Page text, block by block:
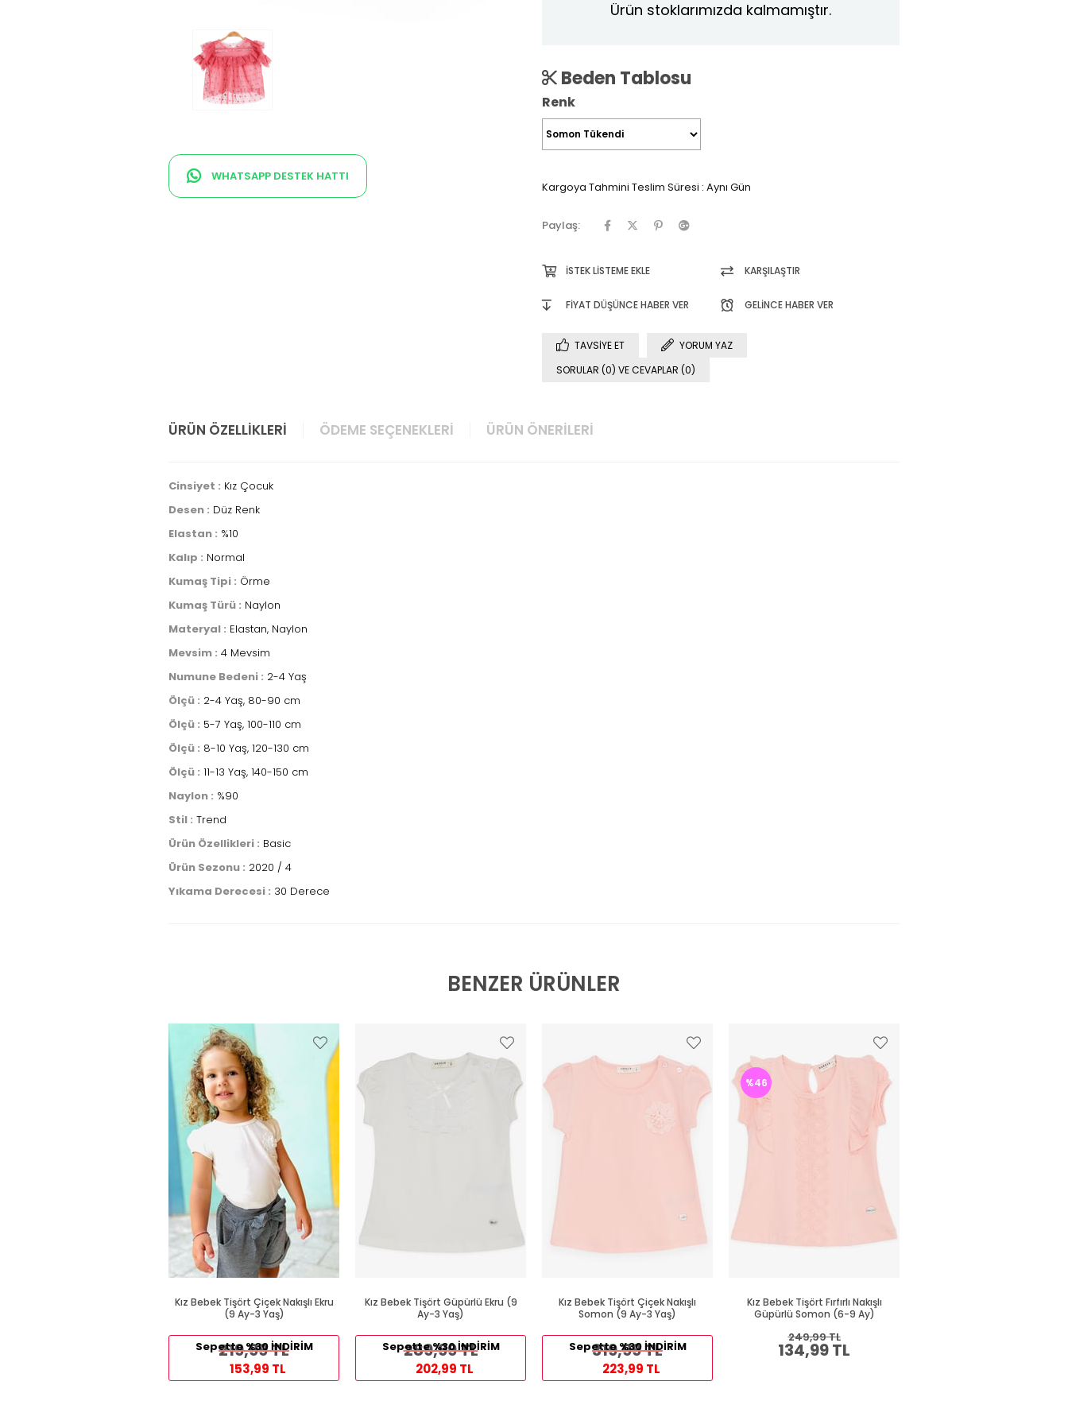
WHATSAPP DESTEK HATTI
Ürün stoklarımızda kalmamıştır.
Beden Tablosu
Renk
Kargoya Tahmini Teslim Süresi : Aynı Gün
Paylaş:
İSTEK LISTEME EKLE KARŞILAŞTIR
FIYAT DÜŞÜNCE HABER VER GELINCE HABER VER
TAVSIYE ET
YORUM YAZ
SORULAR (0) VE CEVAPLAR (0)
ÜRÜN ÖZELLIKLERI ÖDEME SEÇENEKLERI ÜRÜN ÖNERILERI
Cinsiyet : Kız Çocuk
Desen : Düz Renk
Elastan : %10
Kalıp : Normal
Kumaş Tipi : Örme
Kumaş Türü : Naylon
Materyal : Elastan, Naylon
Mevsim : 4 Mevsim
Numune Bedeni : 2-4 Yaş
Ölçü : 2-4 Yaş, 80-90 cm
Ölçü : 5-7 Yaş, 100-110 cm
Ölçü : 8-10 Yaş, 120-130 cm
Ölçü : 11-13 Yaş, 140-150 cm
Naylon : %90
Stil : Trend
Ürün Özellikleri : Basic
Ürün Sezonu : 2020 / 4
Yıkama Derecesi : 30 Derece
BENZER ÜRÜNLER
Kız Bebek Tişört Çiçek Nakışlı Ekru
(9 Ay-3 Yaş)
219,99 TL
Sepette %30 İNDİRİM
153,99 TL
Kız Bebek Tişört Güpürlü Ekru (9
Ay-3 Yaş)
289,99 TL
Sepette %30 İNDİRİM
202,99 TL
Kız Bebek Tişört Çiçek Nakışlı
Somon (9 Ay-3 Yaş)
319,99 TL
Sepette %30 İNDİRİM
223,99 TL
Kız Bebek Tişört Fırfırlı Nakışlı
Güpürlü Somon (6-9 Ay)
134,99 TL
249,99 TL
%46